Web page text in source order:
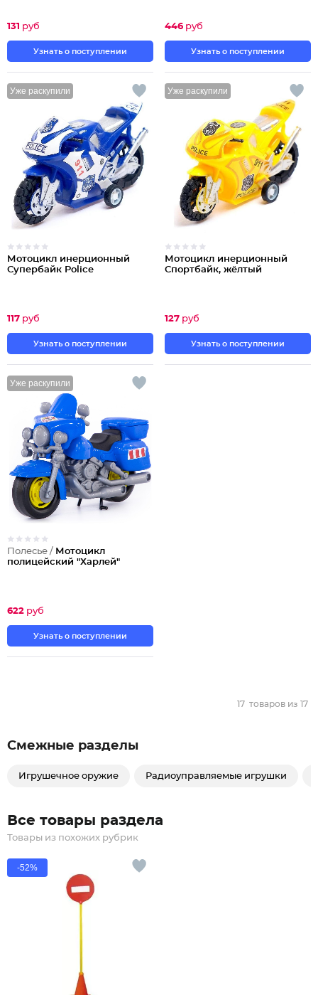
131 руб
Узнать о поступлении
446 руб
Узнать о поступлении
Уже раскупили
Мотоцикл инерционный
Супербайк Police
117 руб
Узнать о поступлении
Уже раскупили
Мотоцикл инерционный
Спортбайк, жёлтый
127 руб
Узнать о поступлении
Уже раскупили
Полесье / Мотоцикл
полицейский "Харлей"
622 руб
Узнать о поступлении
17 товаров из 17
Смежные разделы
Игрушечное оружие Радиоуправляемые игрушки
Все товары раздела
Товары из похожих рубрик
-52%